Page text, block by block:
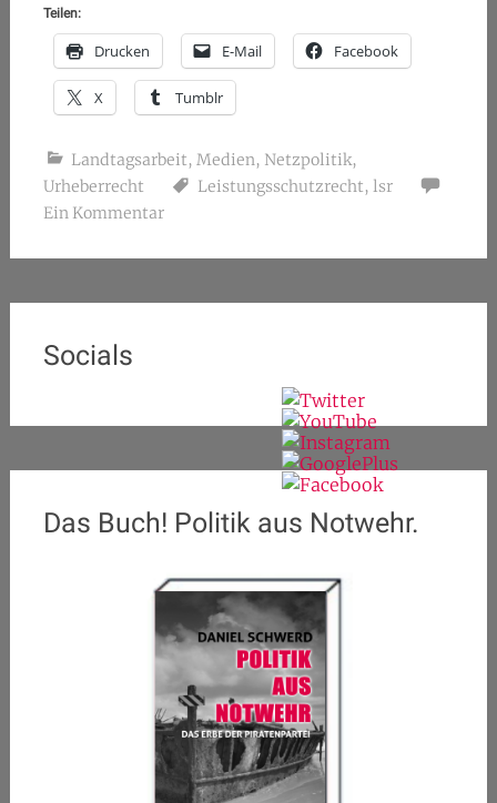
Teilen:
Drucken E-Mail Facebook
X Tumblr
Landtagsarbeit, Medien, Netzpolitik,
Urheberrecht
Leistungsschutzrecht, lsr
Ein Kommentar
Socials
Das Buch! Politik aus Notwehr.